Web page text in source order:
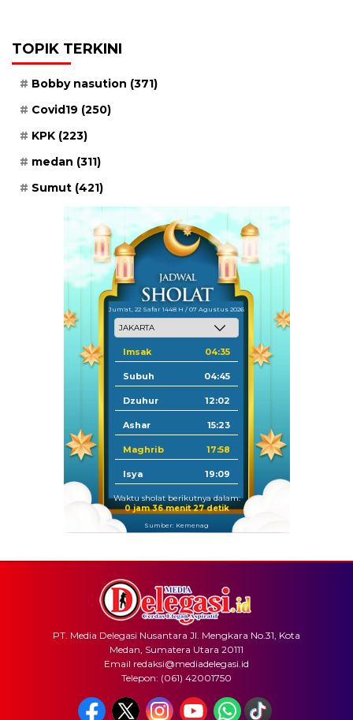
TOPIK TERKINI
Bobby nasution (371)
Covid19 (250)
KPK (223)
medan (311)
Sumut (421)
Jum'at, 22 Safar 1448 H / 07 Agustus 2026
Imsak 04:35
Subuh 04:45
Dzuhur 12:02
Ashar 15:23
Maghrib 17:58
Isya 19:09
Waktu sholat berikutnya dalam:
0 jam 36 menit 26 detik
Sumber: Kemenag
PT. Media Delegasi Nusantara Jl. Mengkara No.31, Kota
Medan, Sumatera Utara 20111
Email redaksi@mediadelegasi.id
Telepon: (061) 42001750